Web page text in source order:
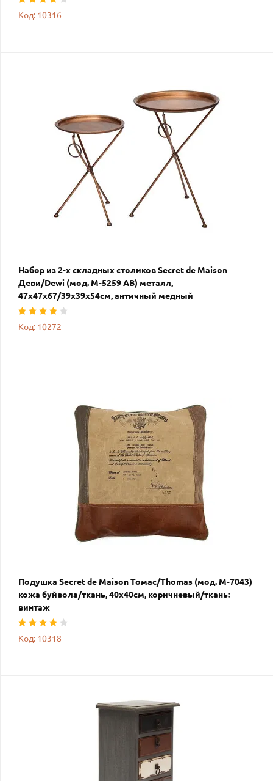
Код: 10316
Набор из 2-х складных столиков Secret de Maison
Деви/Dewi (мод. M-5259 AB) металл,
47х47х67/39х39х54см, античный медный
Код: 10272
Подушка Secret de Maison Томас/Thomas (мод. M-7043)
кожа буйвола/ткань, 40х40см, коричневый/ткань:
винтаж
Код: 10318